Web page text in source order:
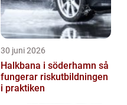
30 juni 2026
Halkbana i söderhamn så
fungerar riskutbildningen
i praktiken